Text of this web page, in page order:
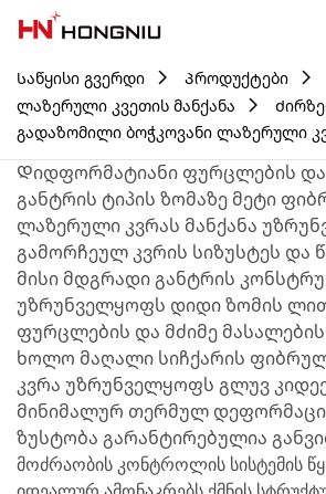
Საწყისი გვერდი Პროდუქტები
ლაზერული კვეთის მანქანა
გადაზომილი ბოჭკოვანი ლაზერული
Დიდფორმატიანი ფურცლების
განტრის ტიპის ზომაზე მეტი
ლაზერული კვრას მანქანა
გამორჩეულ კვრის სიზუსტეს და
მისი მდგრადი განტრის
უზრუნველყოფს დიდი ზომის
ფურცლების და მძიმე მასალების
ხოლო მაღალი სიჩქარის
კვრა უზრუნველყოფს გლუვ
მინიმალურ თერმულ
ზუსტობა გარანტირებულია
მოძრაობის კონტროლის სისტემის